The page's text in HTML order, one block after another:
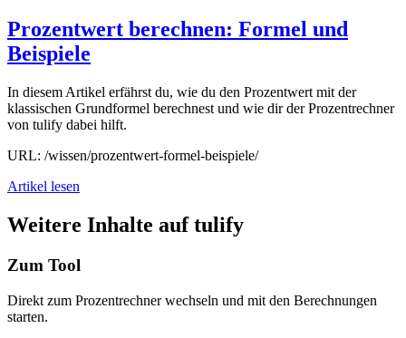
Prozentwert berechnen: Formel und
Beispiele
In diesem Artikel erfährst du, wie du den Prozentwert mit der
klassischen Grundformel berechnest und wie dir der Prozentrechner
von tulify dabei hilft.
URL: /wissen/prozentwert-formel-beispiele/
Artikel lesen
Weitere Inhalte auf tulify
Zum Tool
Direkt zum Prozentrechner wechseln und mit den Berechnungen
starten.